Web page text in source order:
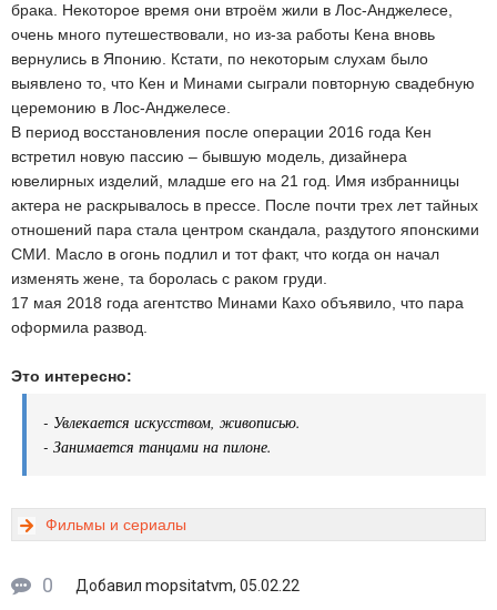
брака. Некоторое время они втроём жили в Лос-Анджелесе,
очень много путешествовали, но из-за работы Кена вновь
вернулись в Японию. Кстати, по некоторым слухам было
выявлено то, что Кен и Минами сыграли повторную свадебную
церемонию в Лос-Анджелесе.
В период восстановления после операции 2016 года Кен
встретил новую пассию – бывшую модель, дизайнера
ювелирных изделий, младше его на 21 год. Имя избранницы
актера не раскрывалось в прессе. После почти трех лет тайных
отношений пара стала центром скандала, раздутого японскими
СМИ. Масло в огонь подлил и тот факт, что когда он начал
изменять жене, та боролась с раком груди.
17 мая 2018 года агентство Минами Кахо объявило, что пара
оформила развод.
Это интересно:
- Увлекается искусством, живописью.
- Занимается танцами на пилоне.
Фильмы и сериалы
0 Добавил mopsitatvm, 05.02.22